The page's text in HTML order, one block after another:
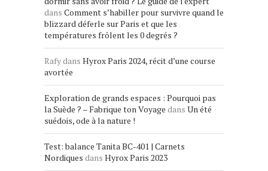
dans Comment s’habiller pour survivre quand le
blizzard déferle sur Paris et que les
températures frôlent les 0 degrés ?
Rafydans Hyrox Paris 2024, récit d’une course
avortée
Exploration de grands espaces : Pourquoi pas
la Suède ? – Fabrique ton Voyage dans Un été
suédois, ode à la nature !
Test: balance Tanita BC-401 | Carnets
Nordiques dans Hyrox Paris 2023